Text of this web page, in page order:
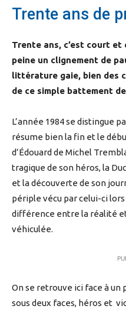
Trente ans de
Trente ans, c’est court et
peine un clignement de
littérature gaie, bien des
de ce simple battement
L’année 1984 se distingue
résume bien la fin et le
d’Édouard de Michel
tragique de son héros, la
et la découverte de son
périple vécu par celui-ci lors
différence entre la réalité
véhiculée.
On se retrouve ici face à un
sous deux faces, héros et